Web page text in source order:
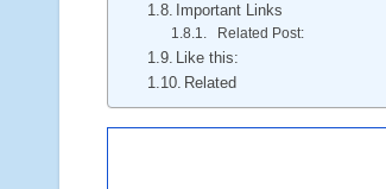
Important Links
Related Post:
Like this:
Related